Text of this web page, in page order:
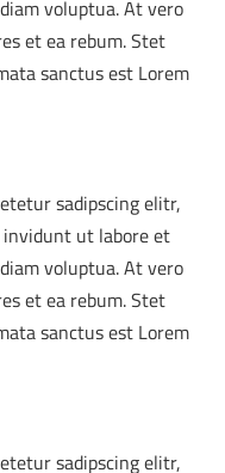
voluptua. At vero
et ea rebum. Stet
sanctus est Lorem
sadipscing elitr,
ut labore et
voluptua. At vero
et ea rebum. Stet
sanctus est Lorem
sadipscing elitr,